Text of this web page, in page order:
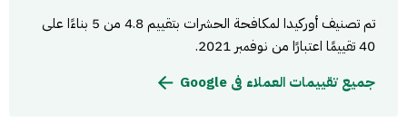
تم تصنيف أوركيدا لمكافحة الحشرات بتقييم 4.8 من 5 بناءًا على
40 تقييمًا اعتبارًا من نوفمبر 2021.
جميع تقييمات العملاء فى Google